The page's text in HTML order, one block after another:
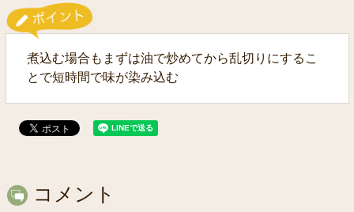
煮込む場合もまずは油で炒めてから乱切りにするこ
とで短時間で味が染み込む
コメント